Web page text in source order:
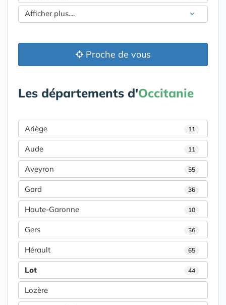
Afficher plus....
Proche de vous
Les départements d'Occitanie
Ariège 11
Aude 11
Aveyron 55
Gard 36
Haute-Garonne 10
Gers 36
Hérault 65
Lot 44
Lozère